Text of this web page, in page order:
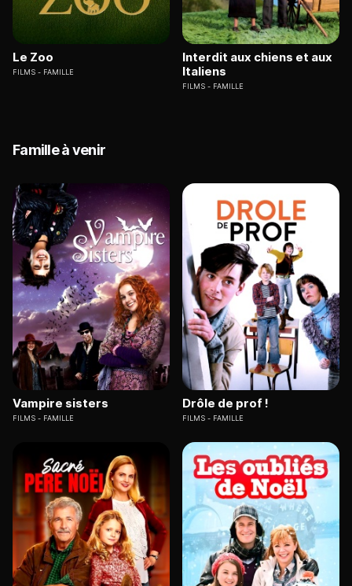
Le Zoo
FILMS FAMILLE
Interdit aux chiens et aux
Italiens
FILMS FAMILLE
Famille à venir
Vampire sisters
FILMS FAMILLE
Drôle de prof !
FILMS FAMILLE